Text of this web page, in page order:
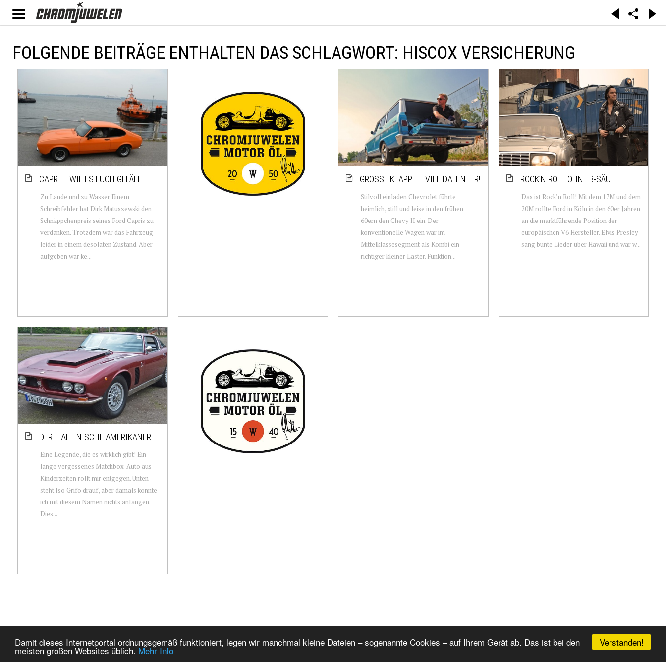
Verstanden!
Damit dieses Internetportal ordnungsgemäß funktioniert, legen wir manchmal kleine Dateien – sogenannte Cookies – auf Ihrem Gerät ab. Das ist bei den
meisten großen Websites üblich. Mehr Info
FOLGENDE BEITRÄGE ENTHALTEN DAS SCHLAGWORT: HISCOX VERSICHERUNG
CAPRI – WIE ES EUCH GEFÄLLT
Zu Lande und zu Wasser Einem
Schreibfehler hat Dirk Matuszewski den
Schnäppchenpreis seines Ford Capris zu
verdanken. Trotzdem war das Fahrzeug
leider in einem desolaten Zustand. Aber
aufgeben war ke...
GROSSE KLAPPE – VIEL DAHINTER!
Stilvoll einladen Chevrolet führte
heimlich, still und leise in den frühen
60ern den Chevy II ein. Der
konventionelle Wagen war im
Mittelklassesegment als Kombi ein
richtiger kleiner Laster. Funktion...
ROCK’N ROLL OHNE B-SÄULE
Das ist Rock’n Roll! Mit dem 17M und dem
20M rollte Ford in Köln in den 60er Jahren
an die marktführende Position der
europäischen V6 Hersteller. Elvis Presley
sang bunte Lieder über Hawaii und war w...
DER ITALIENISCHE AMERIKANER
Eine Legende, die es wirklich gibt! Ein
lange vergessenes Matchbox-Auto aus
Kinderzeiten rollt mir entgegen. Unten
steht Iso Grifo drauf, aber damals konnte
ich mit diesem Namen nichts anfangen.
Dies...